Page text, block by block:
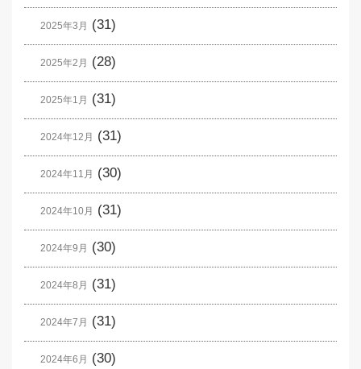
2025年3月 (31)
2025年2月 (28)
2025年1月 (31)
2024年12月 (31)
2024年11月 (30)
2024年10月 (31)
2024年9月 (30)
2024年8月 (31)
2024年7月 (31)
2024年6月 (30)